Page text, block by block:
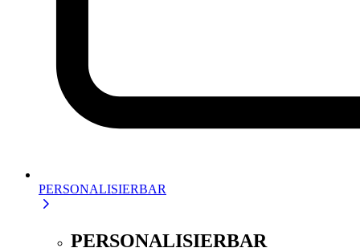
PERSONALISIERBAR
PERSONALISIERBAR